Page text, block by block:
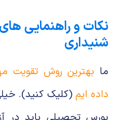
نکات و راهنمایی
شنیداری
ما بهترین روش تقویت
داده ایم(کلیک کنید). خیلی